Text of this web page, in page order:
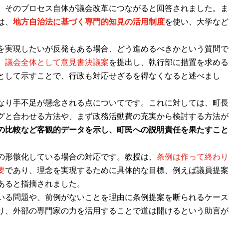
のプロセス自体が議会改革につながると回答されました。ま
地方自治法に基づく専門的知見の活用制度を使い、大学など
実現したいが反発もある場合、どう進めるべきかという質問で
議会全体として意見書決議案を提出し、執行部に措置を求める
て示すことで、行政も対応せざるを得なくなると述べまし
り手不足が懸念される点についてです。これに対しては、町長
と合わせる方法や、まず政務活動費の充実から検討する方法が
比較など客観的データを示し、町民への説明責任を果たすこと
骸化している場合の対応です。教授は、 条例は作って終わり
であり、理念を実現するために具体的な目標、例えば議員提案
と指摘されました。
問題や、前例がないことを理由に条例提案を断られるケース
、外部の専門家の力を活用することで道は開けるという助言が